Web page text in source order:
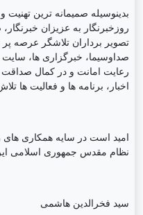
بدینوسیله صمیمانه ترین
روزخبرنگار به عزیزان
تصویر برداران تلاشگر عرصه
صداوسیما، خبرگزاری ها،
رعایت امانت و در کمال صداقت
اخبار، برنامه ها و فعالیت ها
امید است در سایه همکاری
نظام مقدس جمهوری اسلامی
سید فخرالدین هاشمی